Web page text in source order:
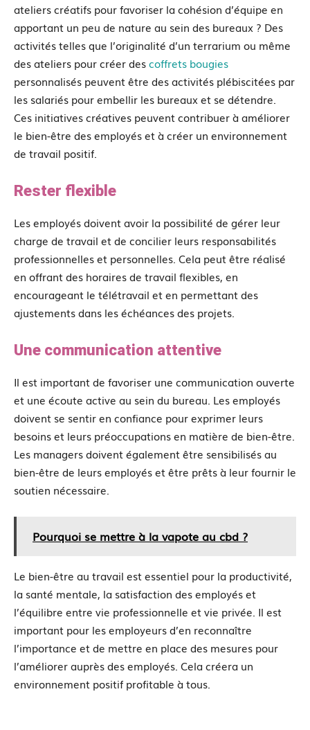
ateliers créatifs pour favoriser la cohésion d’équipe en
apportant un peu de nature au sein des bureaux ? Des
activités telles que l’originalité d’un terrarium ou même
des ateliers pour créer descoffrets bougies
personnalisés peuvent être des activités plébiscitées par
les salariés pour embellir les bureaux et se détendre.
Ces initiatives créatives peuvent contribuer à améliorer
le bien-être des employés et à créer un environnement
de travail positif.
Rester flexible
Les employés doivent avoir la possibilité de gérer leur
charge de travail et de concilier leurs responsabilités
professionnelles et personnelles. Cela peut être réalisé
en offrant des horaires de travail flexibles, en
encourageant le télétravail et en permettant des
ajustements dans les échéances des projets.
Une communication attentive
Il est important de favoriser une communication ouverte
et une écoute active au sein du bureau. Les employés
doivent se sentir en confiance pour exprimer leurs
besoins et leurs préoccupations en matière de bien-être.
Les managers doivent également être sensibilisés au
bien-être de leurs employés et être prêts à leur fournir le
soutien nécessaire.
Pourquoi se mettre à la vapote au cbd ?
Le bien-être au travail est essentiel pour la productivité,
la santé mentale, la satisfaction des employés et
l’équilibre entre vie professionnelle et vie privée. Il est
important pour les employeurs d’en reconnaître
l’importance et de mettre en place des mesures pour
l’améliorer auprès des employés. Cela créera un
environnement positif profitable à tous.